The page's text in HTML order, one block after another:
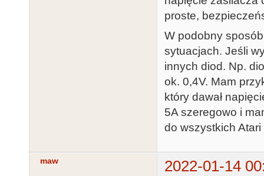
proste,
W podobny
sytuacjach. Jeśli
innych diod. Np.
ok. 0,4V. Mam
który dawał
5A szeregowo i
do wszystkich
maw
2022-01-14